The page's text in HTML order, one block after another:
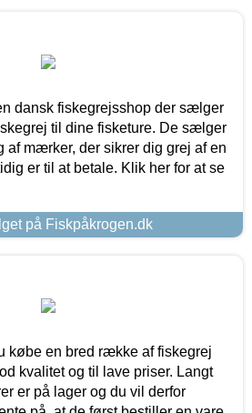
dansk fiskegrejsshop der sælger
til dine fisketure. De sælger
af mærker, der sikrer dig grej af en
er til at betale. Klik her for at se
på Fiskpåkrogen.dk
købe en bred række af fiskegrej
kvalitet og til lave priser. Langt
er på lager og du vil derfor